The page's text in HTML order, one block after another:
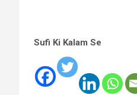
Sufi Ki Kalam Se